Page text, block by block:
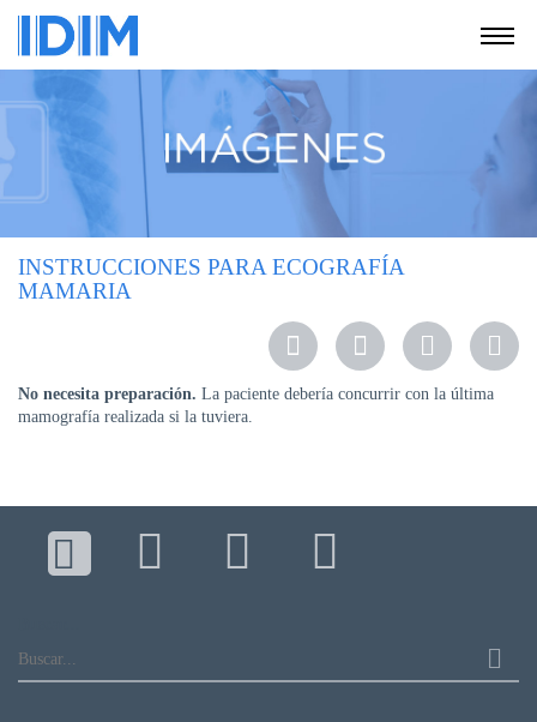
NOSOTROS
SERVICIOS
EDUCACIÓN
INSTRUCCIONES
PACIENTES
INVESTIGACIÓN
SEDES
DE
AUTOGESTIÓN
TURNOS
|
INSTRUCCIONES PARA ECOGRAFÍA
MAMARIA
No necesita preparación. La paciente debería concurrir con la última
mamografía realizada si la tuviera.